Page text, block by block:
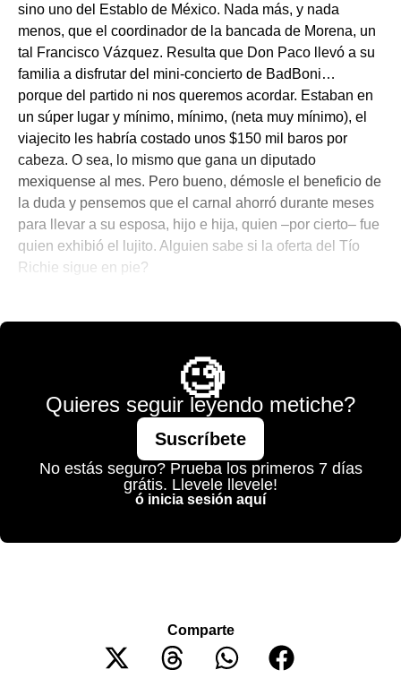
sino uno del Establo de México. Nada más, y nada
menos, que el coordinador de la bancada de Morena, un
tal Francisco Vázquez. Resulta que Don Paco llevó a su
familia a disfrutar del mini-concierto de BadBoni…
porque del partido ni nos queremos acordar. Estaban en
un súper lugar y mínimo, mínimo, (neta muy mínimo), el
viajecito les habría costado unos $150 mil baros por
cabeza. O sea, lo mismo que gana un diputado
mexiquense al mes. Pero bueno, démosle el beneficio de
la duda y pensemos que el carnal ahorró durante meses
para llevar a su esposa, hijo e hija, quien –por cierto– fue
quien exhibió el lujito. Alguien sabe si la oferta del Tío
Richie sigue en pie?
🧐
Quieres seguir leyendo metiche?
Suscríbete
No estás seguro? Prueba los primeros 7 días
grátis. Llevele llevele!
ó inicia sesión aquí
Comparte